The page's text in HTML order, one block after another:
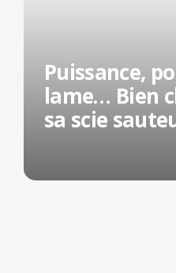
Puissance,
lame… Bien
sa scie